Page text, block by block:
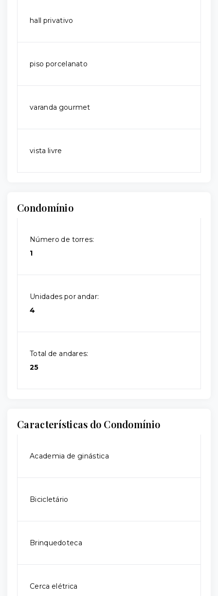
hall privativo
piso porcelanato
varanda gourmet
vista livre
Condomínio
Número de torres:
1
Unidades por andar:
4
Total de andares:
25
Características do Condomínio
Academia de ginástica
Bicicletário
Brinquedoteca
Cerca elétrica